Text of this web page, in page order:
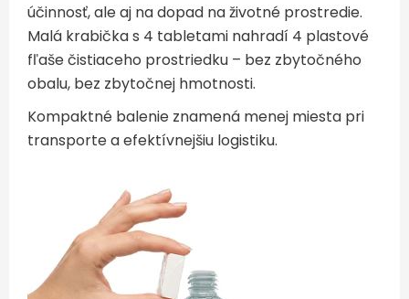
účinnosť, ale aj na dopad na životné prostredie.
Malá krabička s 4 tabletami nahradí 4 plastové
fľaše čistiaceho prostriedku – bez zbytočného
obalu, bez zbytočnej hmotnosti.
Kompaktné balenie znamená menej miesta pri
transporte a efektívnejšiu logistiku.